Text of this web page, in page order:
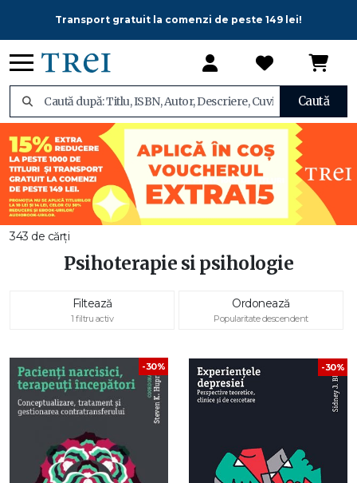
Transport gratuit la comenzi de peste 149 lei!
Caută
343 de cărți
Psihoterapie si psihologie
Filtează
1 filtru activ
Ordonează
Popularitate descendent
-30% -30%